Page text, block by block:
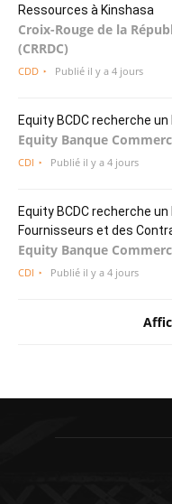
Ressources à Kinshasa
Croix-Rouge de la
(CRRDC)
CDD Publié il y a 4 jours
Equity BCDC recherche
Equity Banque
CDI Publié il y a 4 jours
Equity BCDC recherche
Fournisseurs et des
Equity Banque
CDI Publié il y a 4 jours